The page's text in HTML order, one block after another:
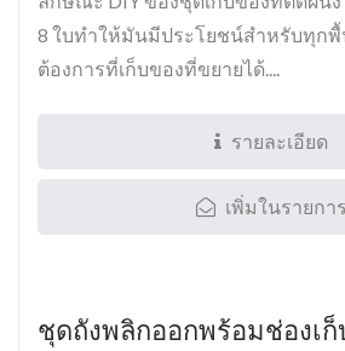
8 ใบทำให้มันมีประโยชน์สำหรับทุก
ต้องการที่เก็บของที่ขยายได้....
รายละเอียด
เพิ่มในรายการ
ชุดถังพลิกออกพร้อมช่องเ